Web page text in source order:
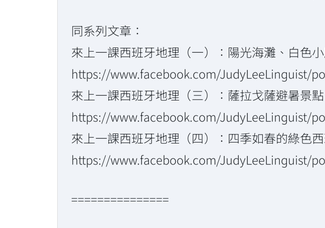
同系列文章：
來上一課西班牙地理（一）：陽光海灘、白色
https://www.facebook.com/JudyLeeLinguist/
來上一課西班牙地理（三）：薩拉戈薩避暑景點
https://www.facebook.com/JudyLeeLinguist/
來上一課西班牙地理（四）：四季如春的綠色
https://www.facebook.com/JudyLeeLinguist/
===============